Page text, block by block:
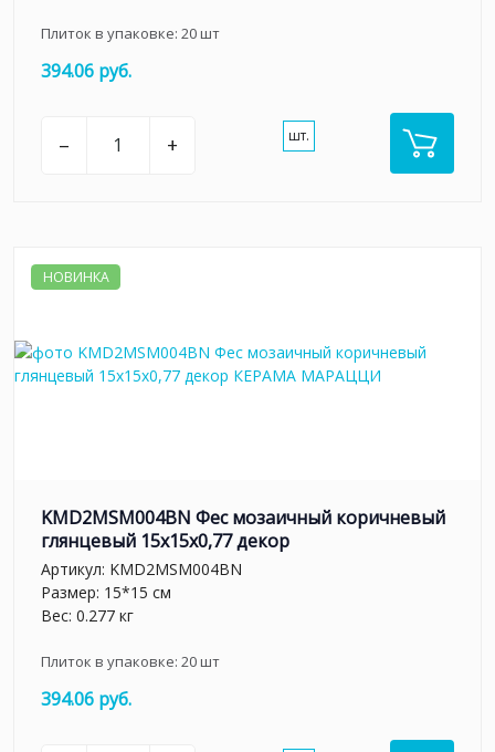
Плиток в упаковке: 20шт
394.06 руб.
– + шт.
НОВИНКА
KMD2MSM004BN Фес мозаичный коричневый
глянцевый 15x15x0,77 декор
Артикул: KMD2MSM004BN
Размер: 15*15 см
Вес: 0.277 кг
Плиток в упаковке: 20шт
394.06 руб.